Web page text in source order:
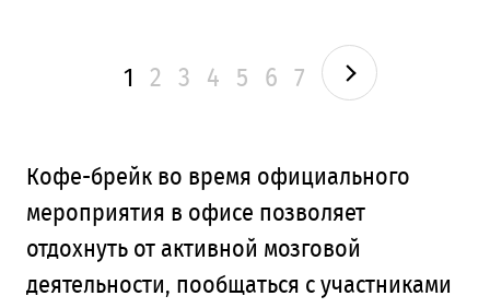
1 2 3 4 5 6 7
Кофе-брейк во время официального
мероприятия в офисе позволяет
отдохнуть от активной мозговой
деятельности, пообщаться с участниками